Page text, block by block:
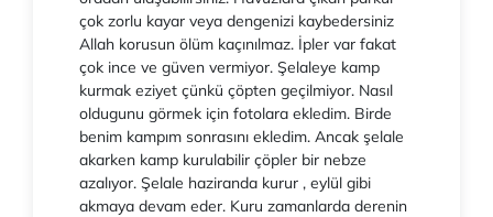
çok zorlu kayar veya dengenizi kaybedersiniz
Allah korusun ölüm kaçınılmaz. İpler var fakat
çok ince ve güven vermiyor. Şelaleye kamp
kurmak eziyet çünkü çöpten geçilmiyor. Nasıl
oldugunu görmek için fotolara ekledim. Birde
benim kampım sonrasını ekledim. Ancak şelale
akarken kamp kurulabilir çöpler bir nebze
azalıyor. Şelale haziranda kurur , eylül gibi
akmaya devam eder. Kuru zamanlarda derenin